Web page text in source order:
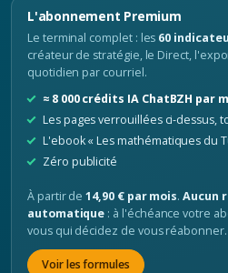
L'abonnement Premium
Le terminal complet : les 60
créateur de stratégie, le Direct,
quotidien par courriel.
≈ 8 000 crédits IA ChatBZH par
Les pages verrouillées ci-dessus,
L'ebook « Les mathématiques du
Zéro publicité
À partir de14,90 € par mois.Aucun
automatique : à l'échéance votre
vous qui décidez de vous réabonner.
Voir les formules